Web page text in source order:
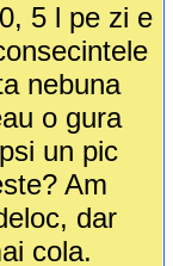
5 l pe zi e
nebuna
o gura
un pic
Am
dar
cola.